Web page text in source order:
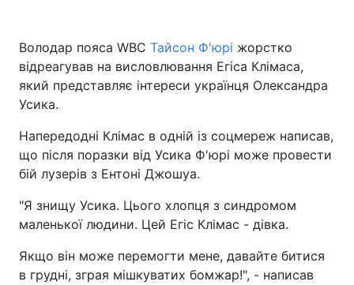
Володар пояса WBC Тайсон Ф'юрі жорстко
відреагував на висловлювання Егіса Клімаса,
який представляє інтереси українця Олександра
Усика.
Напередодні Клімас в одній із соцмереж написав,
що після поразки від Усика Ф'юрі може провести
бій лузерів з Ентоні Джошуа.
"Я знищу Усика. Цього хлопця з синдромом
маленької людини. Цей Егіс Клімас - дівка.
Якщо він може перемогти мене, давайте битися
в грудні, зграя мішкуватих бомжар!", - написав